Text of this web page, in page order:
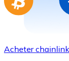
Acheter